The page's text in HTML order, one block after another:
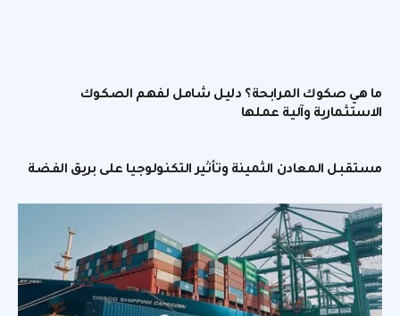
ما هي صكوك المرابحة؟ دليل شامل لفهم الصكوك
الاستثمارية وآلية عملها
مستقبل المعادن الثمينة وتأثير التكنولوجيا على بريق الفضة